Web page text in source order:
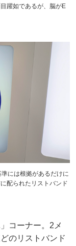
躍如であるが、脳がE
には根拠があるだけに
配られたリストバンド
コーナー。2メ
のリストバンド